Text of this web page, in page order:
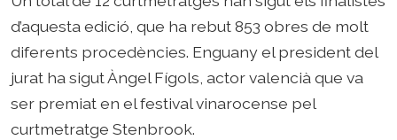
d’aquesta edició, que ha rebut 853 obres de molt
diferents procedències. Enguany el president del
jurat ha sigut Àngel Fígols, actor valencià que va
ser premiat en el festival vinarocense pel
curtmetratge Stenbrook.